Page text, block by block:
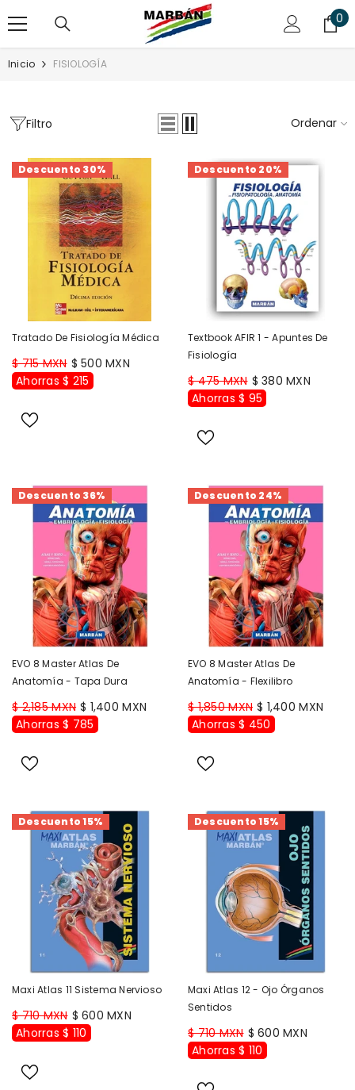
0
0
Inicio FISIOLOGÍA
Filtro Ordenar
Descuento 30%
Tratado De Fisiología Médica
$ 715 MXN $ 500 MXN
Ahorras $ 215
Descuento 20%
Textbook AFIR 1 - Apuntes De
Fisiología
$ 475 MXN $ 380 MXN
Ahorras $ 95
Descuento 36%
EVO 8 Master Atlas De
Anatomía - Tapa Dura
$ 2,185 MXN $ 1,400 MXN
Ahorras $ 785
Descuento 24%
EVO 8 Master Atlas De
Anatomía - Flexilibro
$ 1,850 MXN $ 1,400 MXN
Ahorras $ 450
Descuento 15%
Maxi Atlas 11 Sistema Nervioso
$ 710 MXN $ 600 MXN
Ahorras $ 110
Descuento 15%
Maxi Atlas 12 - Ojo Órganos
Sentidos
$ 710 MXN $ 600 MXN
Ahorras $ 110